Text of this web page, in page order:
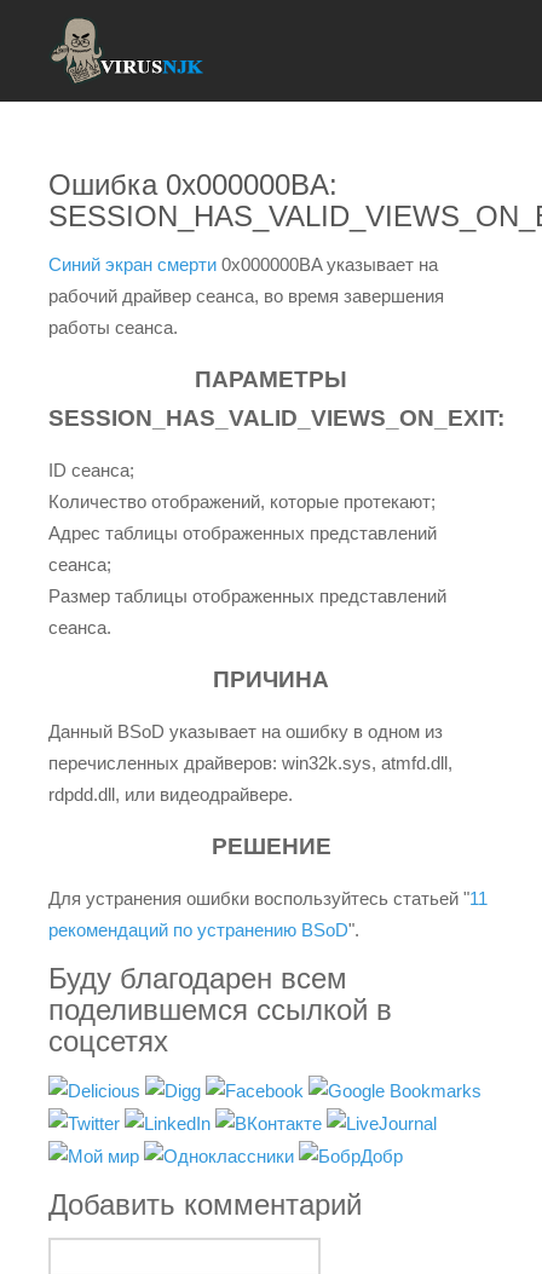
Ошибка 0x000000BA:
Синий экран смерти 0x000000BA указывает на
рабочий драйвер сеанса, во время завершения
работы сеанса.
ПАРАМЕТРЫ
SESSION_HAS_VALID_VIEWS_ON_EXIT:
ID сеанса;
Количество отображений, которые протекают;
Адрес таблицы отображенных представлений
сеанса;
Размер таблицы отображенных представлений
сеанса.
ПРИЧИНА
Данный BSoD указывает на ошибку в одном из
перечисленных драйверов: win32k.sys, atmfd.dll,
rdpdd.dll, или видеодрайвере.
РЕШЕНИЕ
Для устранения ошибки воспользуйтесь статьей "11
рекомендаций по устранению BSoD".
Буду благодарен всем
поделившемся ссылкой в
соцсетях
Добавить комментарий